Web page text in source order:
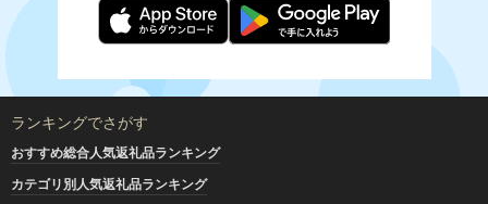
ランキングでさがす
おすすめ総合人気返礼品ランキング
カテゴリ別人気返礼品ランキング